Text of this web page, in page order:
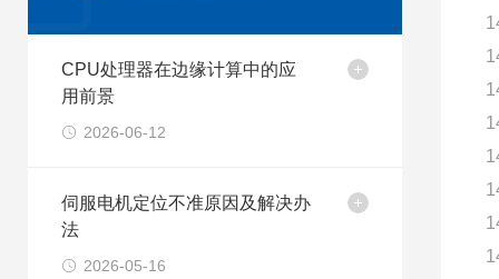
CPU处理器在边缘计算中的应
用前景
2026-06-12
伺服电机定位不准原因及解决办
法
2026-05-16